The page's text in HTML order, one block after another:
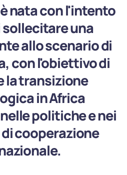
nata con l'intento
una
allo scenario di
con l'obiettivo di
la transizione
in Africa
politiche e nei
cooperazione